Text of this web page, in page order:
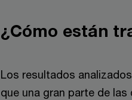
¿Cómo están
Los resultados
que una gran parte de